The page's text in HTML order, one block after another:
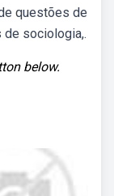
questões de
sociologia,.
below.